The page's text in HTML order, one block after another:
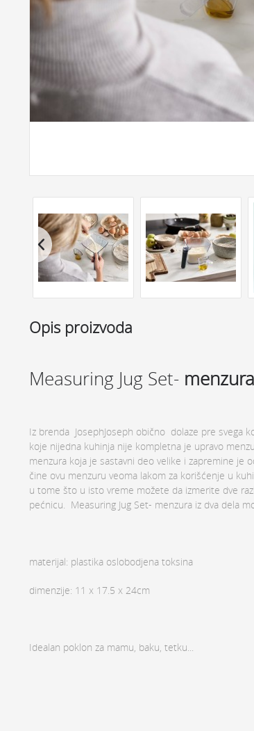
Opis proizvoda
Measuring Jug Set-
Iz brenda JosephJoseph obično dolaze pre svega
koje nijedna kuhinja nije kompletna je upravo
menzura koja je sastavni deo velike i zapremine je
čine ovu menzuru veoma lakom za korišćenje u
u tome što u isto vreme možete da izmerite dve
pećnicu. Measuring Jug Set- menzura iz dva dela
materijal: plastika oslobodjena toksina
dimenzije: 11 x 17.5 x 24cm
Idealan poklon za mamu, baku, tetku...